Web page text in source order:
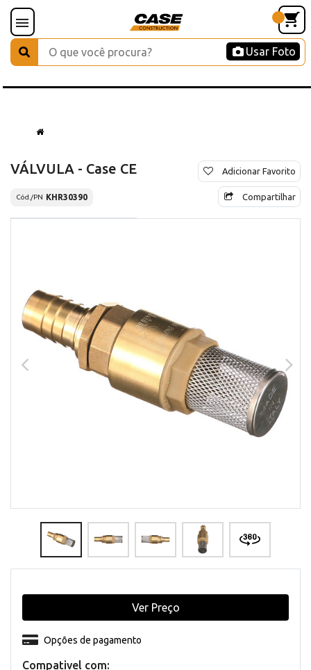
Usar Foto
VÁLVULA - Case CE
Cód./PN KHR30390
Adicionar Favorito
Compartilhar
Compativel com:
Opções de pagamento
Ver Preço